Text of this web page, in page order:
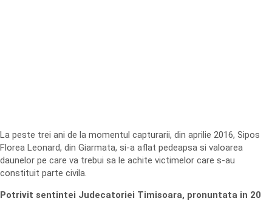
La peste trei ani de la momentul capturarii, din aprilie 2016, Sipos
Florea Leonard, din Giarmata, si-a aflat pedeapsa si valoarea
daunelor pe care va trebui sa le achite victimelor care s-au
constituit parte civila.
Potrivit sentintei Judecatoriei Timisoara, pronuntata in 20